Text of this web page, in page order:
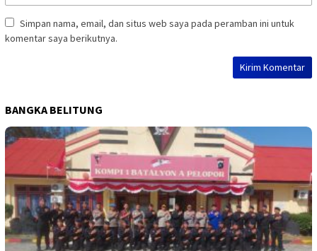
Simpan nama, email, dan situs web saya pada peramban ini untuk
komentar saya berikutnya.
BANGKA BELITUNG